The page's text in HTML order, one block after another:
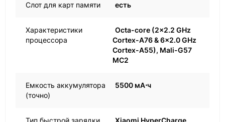
Слот для карт памяти есть
Характеристики
процессора
Octa-core (2x2.2 GHz
Cortex-A76 & 6x2.0 GHz
Cortex-A55), Mali-G57
MC2
Емкость аккумулятора
(точно)
5500 мА⋅ч